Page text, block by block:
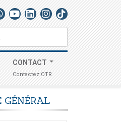
CONTACT
Contactez OTR
GÉNÉRAL